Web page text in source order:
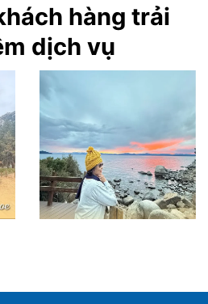
hàng trải
dịch vụ